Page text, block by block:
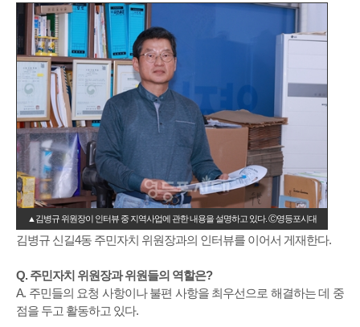
▲김병규 위원장이 인터뷰 중 지역사업에 관한 내용을 설명하고 있다. Ⓒ영등포시대
김병규 신길4동 주민자치 위원장과의 인터뷰를 이어서 게재한다.
Q. 주민자치 위원장과 위원들의 역할은?
A. 주민들의 요청 사항이나 불편 사항을 최우선으로 해결하는 데 중
점을 두고 활동하고 있다.